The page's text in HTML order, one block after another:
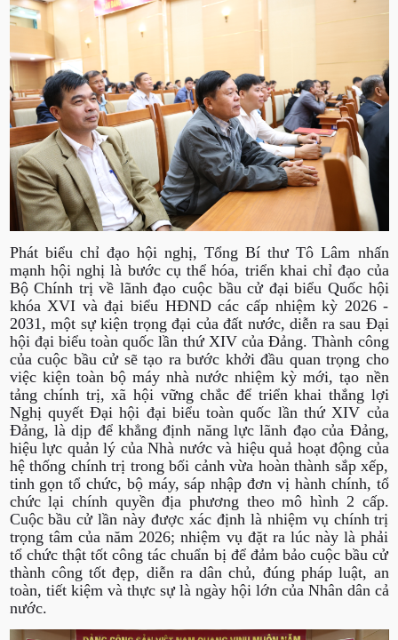
Phát biểu chỉ đạo hội nghị, Tổng Bí thư Tô Lâm nhấn
mạnh hội nghị là bước cụ thể hóa, triển khai chỉ đạo của
Bộ Chính trị về lãnh đạo cuộc bầu cử đại biểu Quốc hội
khóa XVI và đại biểu HĐND các cấp nhiệm kỳ 2026 -
2031, một sự kiện trọng đại của đất nước, diễn ra sau Đại
hội đại biểu toàn quốc lần thứ XIV của Đảng. Thành công
của cuộc bầu cử sẽ tạo ra bước khởi đầu quan trọng cho
việc kiện toàn bộ máy nhà nước nhiệm kỳ mới, tạo nền
tảng chính trị, xã hội vững chắc để triển khai thắng lợi
Nghị quyết Đại hội đại biểu toàn quốc lần thứ XIV của
Đảng, là dịp để khẳng định năng lực lãnh đạo của Đảng,
hiệu lực quản lý của Nhà nước và hiệu quả hoạt động của
hệ thống chính trị trong bối cảnh vừa hoàn thành sắp xếp,
tinh gọn tổ chức, bộ máy, sáp nhập đơn vị hành chính, tổ
chức lại chính quyền địa phương theo mô hình 2 cấp.
Cuộc bầu cử lần này được xác định là nhiệm vụ chính trị
trọng tâm của năm 2026; nhiệm vụ đặt ra lúc này là phải
tổ chức thật tốt công tác chuẩn bị để đảm bảo cuộc bầu cử
thành công tốt đẹp, diễn ra dân chủ, đúng pháp luật, an
toàn, tiết kiệm và thực sự là ngày hội lớn của Nhân dân cả
nước.